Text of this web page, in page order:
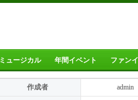
ミュージカル 年間イベント ファン
作成者 admin